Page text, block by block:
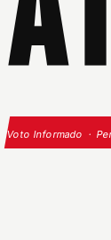
Voto Informado ·